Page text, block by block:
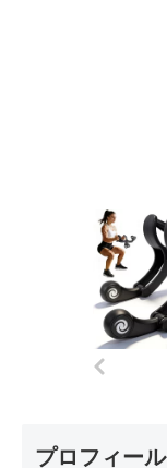
プロフィール